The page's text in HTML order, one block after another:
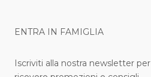
ENTRA IN FAMIGLIA
Iscriviti alla nostra newsletter per